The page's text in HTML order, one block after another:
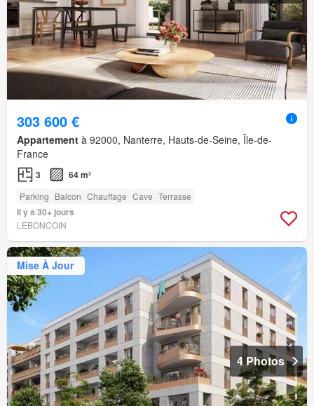
303 600 €
Appartement à 92000, Nanterre, Hauts-de-Seine, Île-de-
France
3 64 m²
Parking Balcon Chauffage Cave Terrasse
Il y a 30+ jours
LEBONCOIN
Mise À Jour
4 Photos